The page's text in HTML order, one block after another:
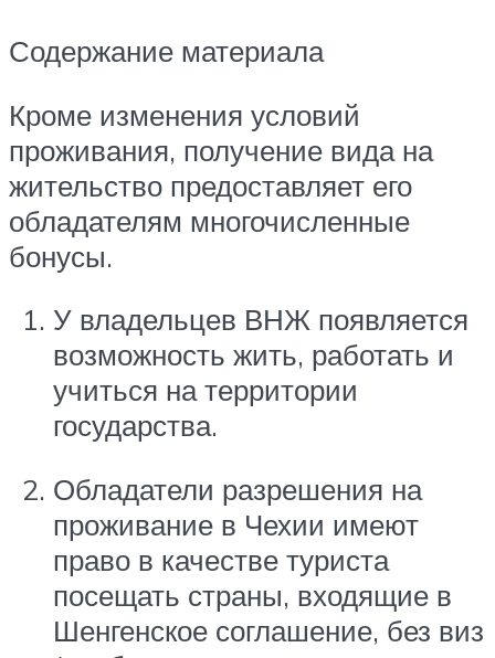
Содержание материала
Кроме изменения условий
проживания, получение вида на
жительство предоставляет его
обладателям многочисленные
бонусы.
У владельцев ВНЖ появляется
возможность жить, работать и
учиться на территории
государства.
Обладатели разрешения на
проживание в Чехии имеют
право в качестве туриста
посещать страны, входящие в
Шенгенское соглашение, без виз